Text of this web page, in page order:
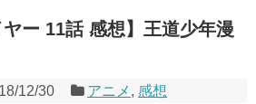
ヤー 11話 感想】王道少年漫
12/30 アニメ ,感想